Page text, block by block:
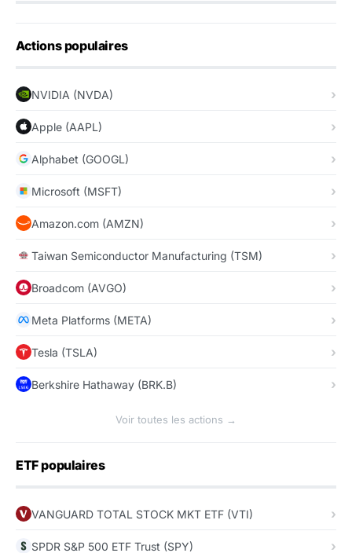
Actions populaires
NVIDIA (NVDA)
Apple (AAPL)
Alphabet (GOOGL)
Microsoft (MSFT)
Amazon.com (AMZN)
Taiwan Semiconductor Manufacturing (TSM)
Broadcom (AVGO)
Meta Platforms (META)
Tesla (TSLA)
Berkshire Hathaway (BRK.B)
Voir toutes les actions →
ETF populaires
VANGUARD TOTAL STOCK MKT ETF (VTI)
SPDR S&P 500 ETF Trust (SPY)